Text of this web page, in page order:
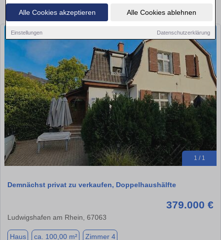
Alle Cookies akzeptieren Alle Cookies ablehnen
Einstellungen Datenschutzerklärung
Vermietung – hier finden Sie Ihre Immobilie in Ludwigshafen am Rhein
Ludwigshafen-Mundenheim oder in der Nähe.
1 / 1
Demnächst privat zu verkaufen, Doppelhaushälfte
379.000 €
Ludwigshafen am Rhein, 67063
Haus ca. 100,00 m² Zimmer 4